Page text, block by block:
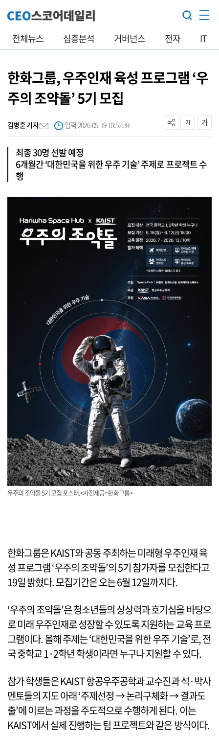
전체뉴스 심층분석 거버넌스 전자 IT
한화그룹, 우주인재 육성 프로그램 ‘우
주의 조약돌’ 5기 모집
김병훈 기자 입력 2026-05-19 10:52:39
최종 30명 선발 예정
6개월간 ‘대한민국을 위한 우주 기술’ 주제로 프로젝트 수
행
우주의 조약돌 5기 모집 포스터.<사진제공=한화그룹>
한화그룹은 KAIST와 공동 주최하는 미래형 우주인재 육
성 프로그램 ‘우주의 조약돌’의 5기 참가자를 모집한다고
19일 밝혔다. 모집기간은 오는 6월 12일까지다.
‘우주의 조약돌’은 청소년들의 상상력과 호기심을 바탕으
로 미래 우주인재로 성장할 수 있도록 지원하는 교육 프로
그램이다. 올해 주제는 ‘대한민국을 위한 우주 기술’로, 전
국 중학교 1·2학년 학생이라면 누구나 지원할 수 있다.
참가 학생들은 KAIST 항공우주공학과 교수진과 석·박사
멘토들의 지도 아래 ‘주제선정 → 논리구체화 → 결과도
출’에 이르는 과정을 주도적으로 수행하게 된다. 이는
KAIST에서 실제 진행하는 팀 프로젝트와 같은 방식이다.